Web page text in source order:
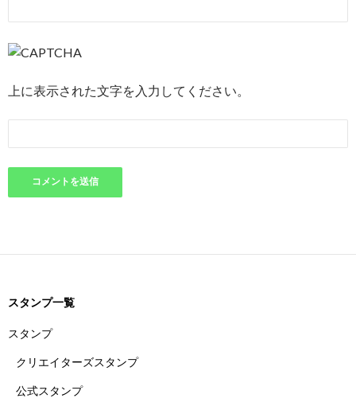
上に表示された文字を入力してください。
スタンプ一覧
スタンプ
クリエイターズスタンプ
公式スタンプ